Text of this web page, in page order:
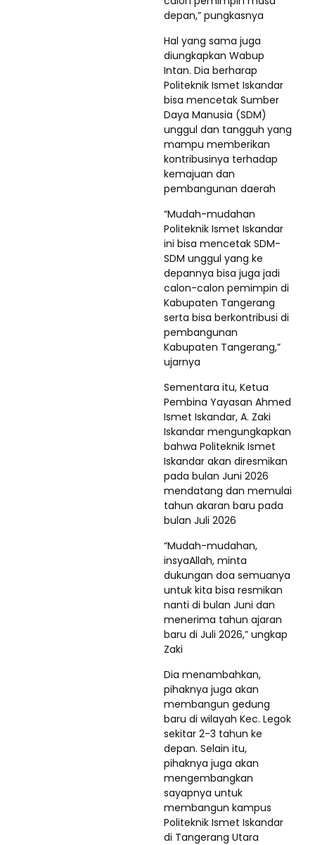
depan,” pungkasnya
Hal yang sama juga
diungkapkan Wabup
Intan. Dia berharap
Politeknik Ismet Iskandar
bisa mencetak Sumber
Daya Manusia (SDM)
unggul dan tangguh yang
mampu memberikan
kontribusinya terhadap
kemajuan dan
pembangunan daerah
“Mudah-mudahan
Politeknik Ismet Iskandar
ini bisa mencetak SDM-
SDM unggul yang ke
depannya bisa juga jadi
calon-calon pemimpin di
Kabupaten Tangerang
serta bisa berkontribusi di
pembangunan
Kabupaten Tangerang,”
ujarnya
Sementara itu, Ketua
Pembina Yayasan Ahmed
Ismet Iskandar, A. Zaki
Iskandar mengungkapkan
bahwa Politeknik Ismet
Iskandar akan diresmikan
pada bulan Juni 2026
mendatang dan memulai
tahun akaran baru pada
bulan Juli 2026
“Mudah-mudahan,
insyaAllah, minta
dukungan doa semuanya
untuk kita bisa resmikan
nanti di bulan Juni dan
menerima tahun ajaran
baru di Juli 2026,” ungkap
Zaki
Dia menambahkan,
pihaknya juga akan
membangun gedung
baru di wilayah Kec. Legok
sekitar 2-3 tahun ke
depan. Selain itu,
pihaknya juga akan
mengembangkan
sayapnya untuk
membangun kampus
Politeknik Ismet Iskandar
di Tangerang Utara